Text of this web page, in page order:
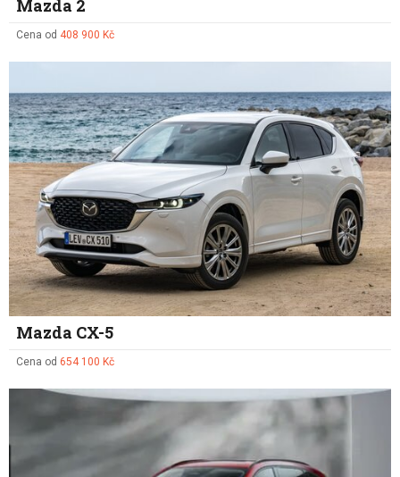
Mazda 2
Cena od 408 900 Kč
Mazda CX-5
Cena od 654 100 Kč